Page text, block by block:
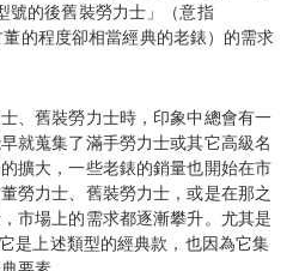
號的後舊裝勞力士」（意指
的程度卻相當經典的老錶）的需求
、舊裝勞力士時，印象中總會有一
就蒐集了滿手勞力士或其它高級名
擴大，一些老錶的銷量也開始在市
勞力士、舊裝勞力士，或是在那之
市場上的需求都逐漸攀升。尤其是
是上述類型的經典款，也因為它集